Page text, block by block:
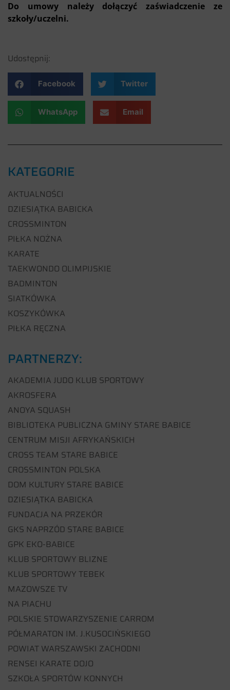
Do umowy należy dołączyćzaświadczenie ze
szkoły/uczelni.
Udostępnij:
Facebook Twitter
WhatsApp Email
KATEGORIE
AKTUALNOŚCI
DZIESIĄTKA BABICKA
CROSSMINTON
PIŁKA NOŻNA
KARATE
TAEKWONDO OLIMPIJSKIE
BADMINTON
SIATKÓWKA
KOSZYKÓWKA
PIŁKA RĘCZNA
PARTNERZY:
AKADEMIA JUDO KLUB SPORTOWY
AKROSFERA
ANOYA SQUASH
BIBLIOTEKA PUBLICZNA GMINY STARE BABICE
CENTRUM MISJI AFRYKAŃSKICH
CROSS TEAM STARE BABICE
CROSSMINTON POLSKA
DOM KULTURY STARE BABICE
DZIESIĄTKA BABICKA
FUNDACJA NA PRZEKÓR
GKS NAPRZÓD STARE BABICE
GPK EKO-BABICE
KLUB SPORTOWY BLIZNE
KLUB SPORTOWY TEBEK
MAZOWSZE TV
NA PIACHU
POLSKIE STOWARZYSZENIE CARROM
PÓŁMARATON IM. J.KUSOCIŃSKIEGO
POWIAT WARSZAWSKI ZACHODNI
RENSEI KARATE DOJO
SZKOŁA SPORTÓW KONNYCH